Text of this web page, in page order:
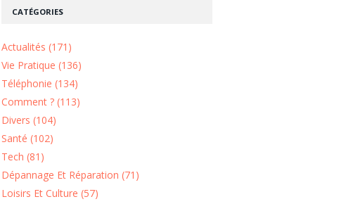
CATÉGORIES
Actualités (171)
Vie Pratique (136)
Téléphonie (134)
Comment ? (113)
Divers (104)
Santé (102)
Tech (81)
Dépannage Et Réparation (71)
Loisirs Et Culture (57)